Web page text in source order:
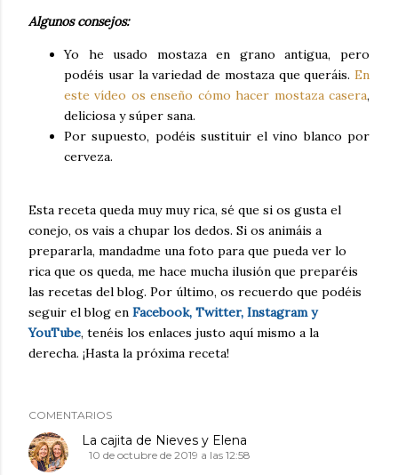
Algunos consejos:
Yo he usado mostaza en grano antigua, pero
podéis usar la variedad de mostaza que queráis. En
este vídeo os enseño cómo hacer mostaza casera,
deliciosa y súper sana.
Por supuesto, podéis sustituir el vino blanco por
cerveza.
Esta receta queda muy muy rica, sé que si os gusta el
conejo, os vais a chupar los dedos. Si os animáis a
prepararla, mandadme una foto para que pueda ver lo
rica que os queda, me hace mucha ilusión que preparéis
las recetas del blog. Por último, os recuerdo que podéis
seguir el blog en Facebook, Twitter, Instagram y
YouTube, tenéis los enlaces justo aquí mismo a la
derecha. ¡Hasta la próxima receta!
COMENTARIOS
La cajita de Nieves y Elena
10 de octubre de 2019 a las 12:58